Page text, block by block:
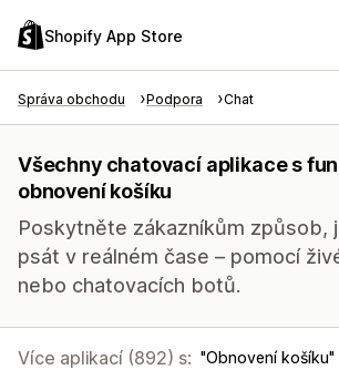
Shopify App Store
Správa obchodu Podpora Chat
Všechny chatovací aplikace s
obnovení košíku
Poskytněte zákazníkům způsob,
psát v reálném čase – pomocí
nebo chatovacích botů.
Více aplikací (892) s: Obnovení košíku